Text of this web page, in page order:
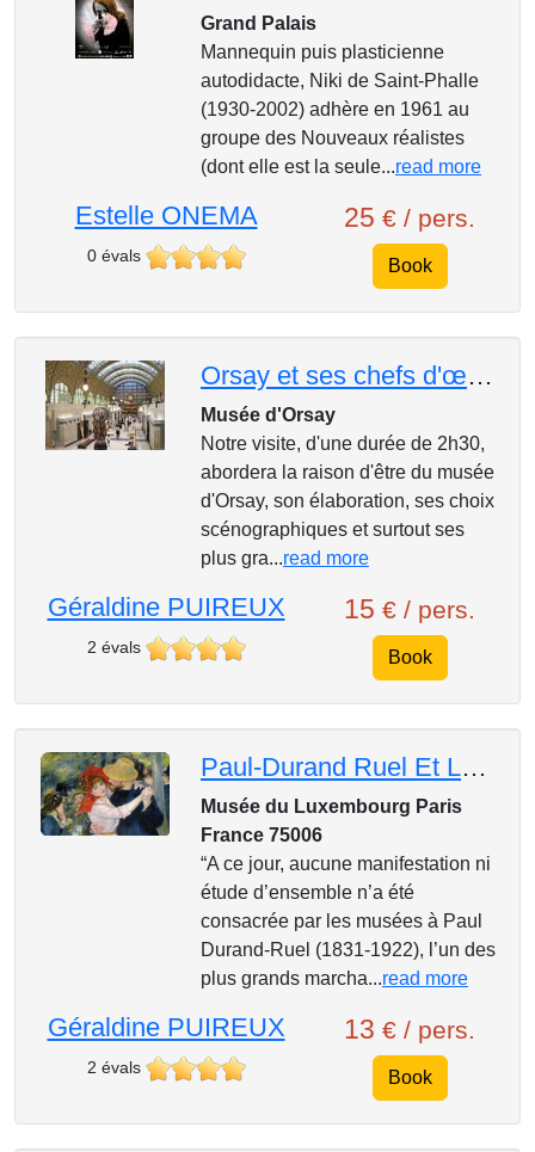
Grand Palais
Mannequin puis plasticienne
autodidacte, Niki de Saint-Phalle
(1930-2002) adhère en 1961 au
groupe des Nouveaux réalistes
(dont elle est la seule...read more
Estelle ONEMA
0 évals
25 € / pers.
Book
Orsay et ses chefs d'œuvres
Musée d'Orsay
Notre visite, d'une durée de 2h30,
abordera la raison d'être du musée
d'Orsay, son élaboration, ses choix
scénographiques et surtout ses
plus gra...read more
Géraldine PUIREUX
2 évals
15 € / pers.
Book
Paul-Durand Ruel Et Les Impressionnistes Manet Monet Renoir...
Musée du Luxembourg Paris
France 75006
“A ce jour, aucune manifestation ni
étude d’ensemble n’a été
consacrée par les musées à Paul
Durand-Ruel (1831-1922), l’un des
plus grands marcha...read more
Géraldine PUIREUX
2 évals
13 € / pers.
Book